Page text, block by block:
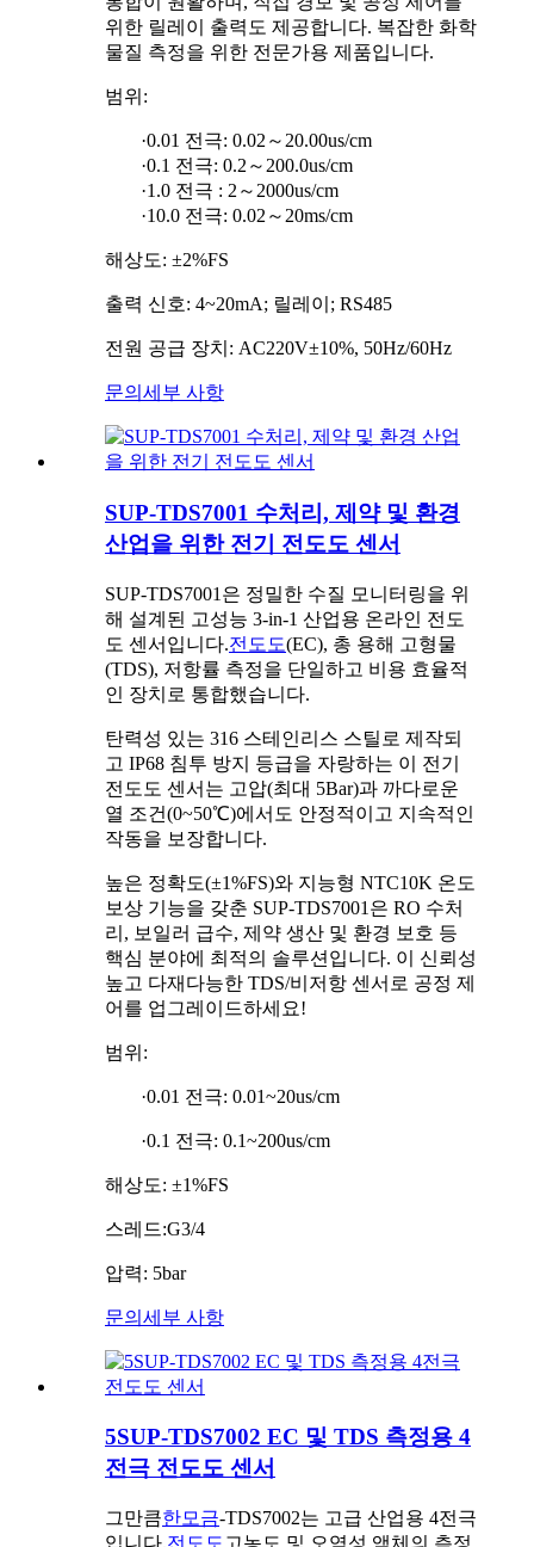
위한 릴레이 출력도 제공합니다. 복잡한 화학
물질 측정을 위한 전문가용 제품입니다.
범위:
·0.01 전극: 0.02～20.00us/cm
·0.1 전극: 0.2～200.0us/cm
·1.0 전극 : 2～2000us/cm
·10.0 전극: 0.02～20ms/cm
해상도: ±2%FS
출력 신호: 4~20mA; 릴레이; RS485
전원 공급 장치: AC220V±10%, 50Hz/60Hz
문의 세부 사항
SUP-TDS7001 수처리, 제약 및 환경
산업을 위한 전기 전도도 센서
SUP-TDS7001은 정밀한 수질 모니터링을 위
해 설계된 고성능 3-in-1 산업용 온라인 전도
도 센서입니다.전도도(EC), 총 용해 고형물
(TDS), 저항률 측정을 단일하고 비용 효율적
인 장치로 통합했습니다.
탄력성 있는 316 스테인리스 스틸로 제작되
고 IP68 침투 방지 등급을 자랑하는 이 전기
전도도 센서는 고압(최대 5Bar)과 까다로운
열 조건(0~50℃)에서도 안정적이고 지속적인
작동을 보장합니다.
높은 정확도(±1%FS)와 지능형 NTC10K 온도
보상 기능을 갖춘 SUP-TDS7001은 RO 수처
리, 보일러 급수, 제약 생산 및 환경 보호 등
핵심 분야에 최적의 솔루션입니다. 이 신뢰성
높고 다재다능한 TDS/비저항 센서로 공정 제
어를 업그레이드하세요!
범위:
·0.01 전극: 0.01~20us/cm
·0.1 전극: 0.1~200us/cm
해상도: ±1%FS
스레드:G3/4
압력: 5bar
문의 세부 사항
5SUP-TDS7002 EC 및 TDS 측정용 4
전극 전도도 센서
그만큼한모금-TDS7002는 고급 산업용 4전극
입니다.전도도 고농도 및 오염성 액체의 측정